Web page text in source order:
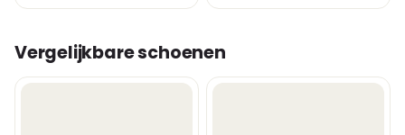
Vergelijkbare schoenen